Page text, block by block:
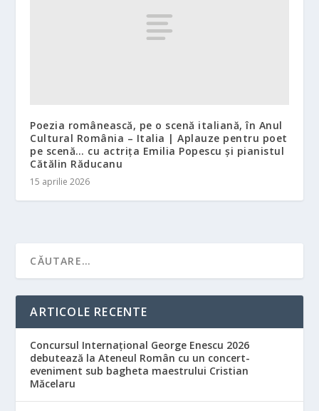
Poezia românească, pe o scenă italiană, în Anul
Cultural România – Italia | Aplauze pentru poet
pe scenă… cu actrița Emilia Popescu și pianistul
Cătălin Răducanu
15 aprilie 2026
ARTICOLE RECENTE
Concursul Internațional George Enescu 2026
debutează la Ateneul Român cu un concert-
eveniment sub bagheta maestrului Cristian
Măcelaru